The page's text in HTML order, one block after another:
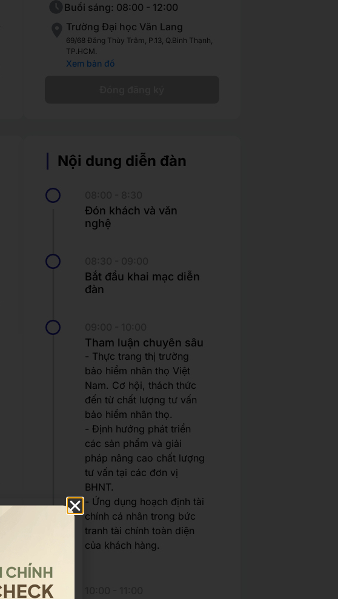
Buổi sáng: 08:00 - 12:00
Trường Đại học Văn Lang
69/68 Đăng Thùy Trâm, P.13, Q.Bình Thạnh,
TP.HCM.
Xem bản đồ
Nội dung diễn đàn
Đón khách và văn
nghệ
Bắt đầu khai mạc diễn
đàn
Tham luận chuyên sâu
- Thực trang thị trường
bảo hiểm nhân thọ Việt
Nam. Cơ hội, thách thức
đến từ chất lượng tư vấn
bảo hiểm nhân thọ.
- Định hướng phát triển
các sản phẩm và giải
pháp nâng cao chất lượng
tư vấn tại các đơn vị
BHNT.
- Ứng dụng hoạch định tài
chính cá nhân trong bức
tranh tài chính toàn diện
của khách hàng.